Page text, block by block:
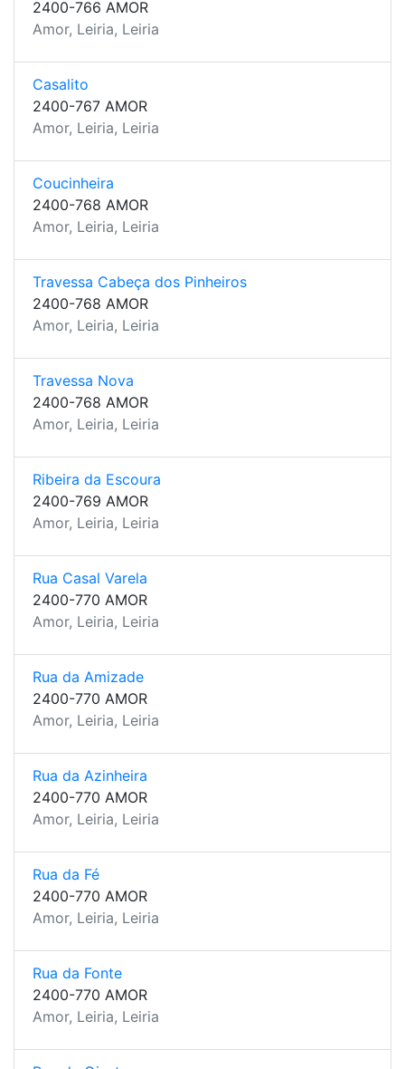
2400-766 AMOR
Amor, Leiria, Leiria
Casalito
2400-767 AMOR
Amor, Leiria, Leiria
Coucinheira
2400-768 AMOR
Amor, Leiria, Leiria
Travessa Cabeça dos Pinheiros
2400-768 AMOR
Amor, Leiria, Leiria
Travessa Nova
2400-768 AMOR
Amor, Leiria, Leiria
Ribeira da Escoura
2400-769 AMOR
Amor, Leiria, Leiria
Rua Casal Varela
2400-770 AMOR
Amor, Leiria, Leiria
Rua da Amizade
2400-770 AMOR
Amor, Leiria, Leiria
Rua da Azinheira
2400-770 AMOR
Amor, Leiria, Leiria
Rua da Fé
2400-770 AMOR
Amor, Leiria, Leiria
Rua da Fonte
2400-770 AMOR
Amor, Leiria, Leiria